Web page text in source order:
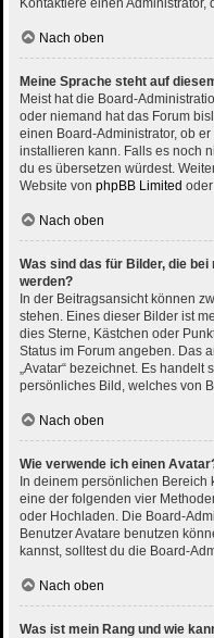
Kontaktiere einen
Nach oben
Meine Sprache steht auf
Meist hat die Board-
oder niemand hat das Forum
einen Board-Administrator, ob
installieren kann. Falls es noch
du es übersetzen würdest.
Website von phpBB Limited
Nach oben
Was sind das für Bilder, die
werden?
In der Beitragsansicht können
stehen. Eines dieser Bilder ist
dies Sterne, Kästchen oder
Status im Forum angeben. Das
„Avatar“ bezeichnet. Es
persönliches Bild, welches von
Nach oben
Wie verwende ich einen
In deinem persönlichen Bereich
eine der folgenden vier
oder Hochladen. Die Board-
Benutzer Avatare benutzen
kannst, solltest du die Board-
Nach oben
Was ist mein Rang und wie